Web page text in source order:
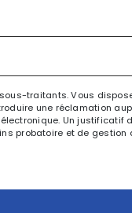
traitants. Vous
une réclamation
Un justificatif
probatoire et de gestion